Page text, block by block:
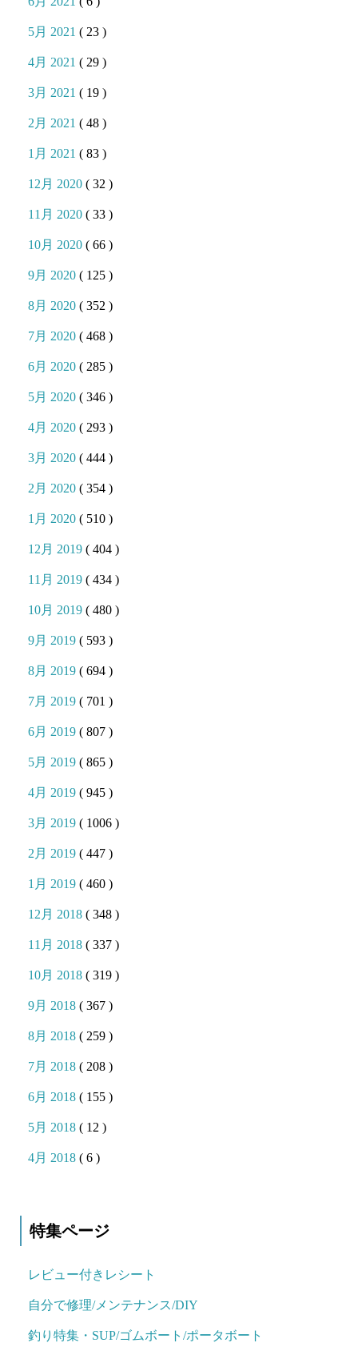
5月 2021( 23 )
4月 2021( 29 )
3月 2021( 19 )
2月 2021( 48 )
1月 2021( 83 )
12月 2020( 32 )
11月 2020( 33 )
10月 2020( 66 )
9月 2020( 125 )
8月 2020( 352 )
7月 2020( 468 )
6月 2020( 285 )
5月 2020( 346 )
4月 2020( 293 )
3月 2020( 444 )
2月 2020( 354 )
1月 2020( 510 )
12月 2019( 404 )
11月 2019( 434 )
10月 2019( 480 )
9月 2019( 593 )
8月 2019( 694 )
7月 2019( 701 )
6月 2019( 807 )
5月 2019( 865 )
4月 2019( 945 )
3月 2019( 1006 )
2月 2019( 447 )
1月 2019( 460 )
12月 2018( 348 )
11月 2018( 337 )
10月 2018( 319 )
9月 2018( 367 )
8月 2018( 259 )
7月 2018( 208 )
6月 2018( 155 )
5月 2018( 12 )
4月 2018( 6 )
特集ページ
レビュー付きレシート
自分で修理/メンテナンス/DIY
釣り特集・SUP/ゴムボート/ポータボート